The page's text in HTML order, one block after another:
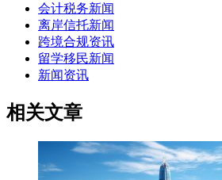
会计税务新闻
离岸信托新闻
跨境合规资讯
留学移民新闻
新闻资讯
相关文章